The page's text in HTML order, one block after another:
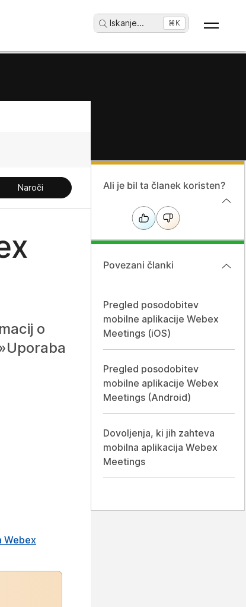
Iskanje... ⌘K
Naroči
o
Webex
Ali je bil ta članek koristen?
Povezani članki
Pregled posodobitev
mobilne aplikacije Webex
Meetings (iOS)
Pregled posodobitev
mobilne aplikacije Webex
Meetings (Android)
Dovoljenja, ki jih zahteva
mobilna aplikacija Webex
Meetings